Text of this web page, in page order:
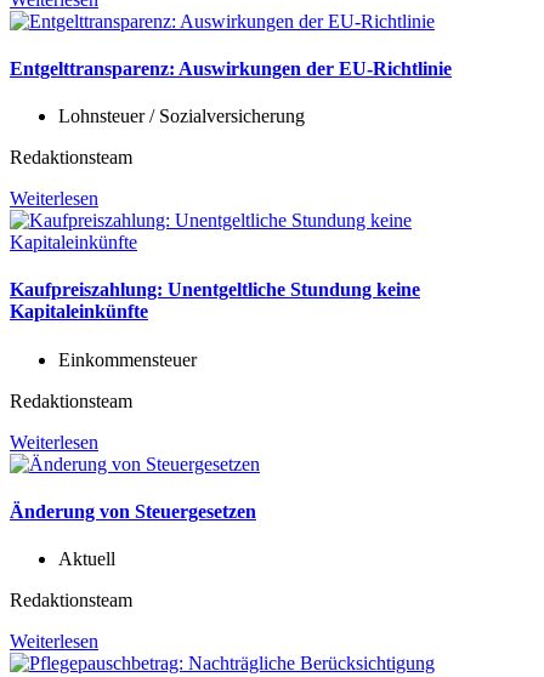
Entgelttransparenz: Auswirkungen der EU-Richtlinie
Lohnsteuer / Sozialversicherung
Redaktionsteam
Weiterlesen
Kaufpreiszahlung: Unentgeltliche Stundung keine
Kapitaleinkünfte
Einkommensteuer
Redaktionsteam
Weiterlesen
Änderung von Steuergesetzen
Aktuell
Redaktionsteam
Weiterlesen